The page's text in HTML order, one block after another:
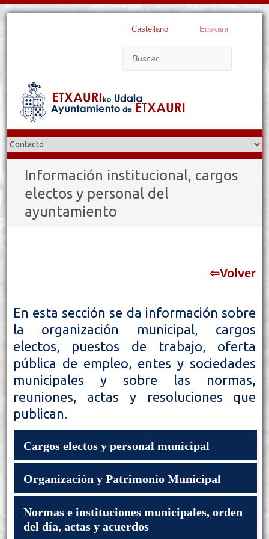
Castellano Euskara
Información institucional, cargos
electos y personal del
ayuntamiento
⇦Volver
En esta sección se da información sobre
la organización municipal, cargos
electos, puestos de trabajo, oferta
pública de empleo, entes y sociedades
municipales y sobre las normas,
reuniones, actas y resoluciones que
publican.
Cargos electos y personal municipal
Datos biográficos del alcalde/sa y concejales/as
incluyendo la dirección de email
Registro de intereses de actividades y de Bienes de
los altos cargos (Ley 19/2013)
Organización y Patrimonio Municipal
Órganos de Gobierno y funciones de los mismos
Órganos descentralizados, sociedades municipales,
Normas e instituciones municipales, orden
del día, actas y acuerdos